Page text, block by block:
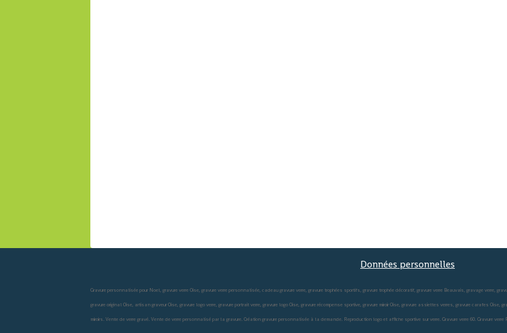
Données personnelles
Gravure personnalisée pour Noel, gravure verre Oise, gravure verre personnalisée, cadeau gravure verre, gravure trophées sportifs, gravure trophée décoratif, gravure verre Beauvais, gravage verre,
gravure original Oise, artisan graveur Oise, gravure logo verre, gravure portrait verre, gravure logo Oise, gravure récompense sportive, gravure miroir Oise, gravure assiettes verres, gravure carafes
miroirs. Vente de verre gravé. Vente de verre personnalisé par la gravure. Création gravure personnalisée à la demande. Reproduction logo et affiche sportive sur verre. Gravure verre 60. Gravure verre